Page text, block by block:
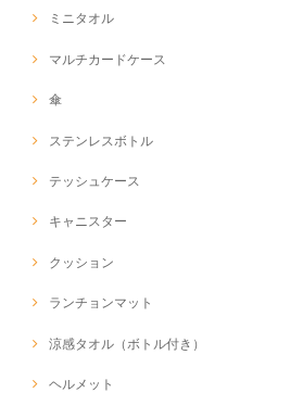
ミニタオル
マルチカードケース
傘
ステンレスボトル
テッシュケース
キャニスター
クッション
ランチョンマット
涼感タオル（ボトル付き）
ヘルメット